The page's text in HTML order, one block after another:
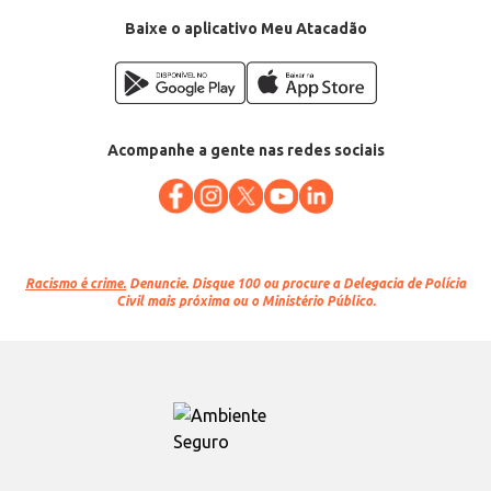
EAN: 7898497187167Baixe o aplicativo Meu Atacadão
Acompanhe a gente nas redes sociais
Racismo é crime. Denuncie. Disque 100 ou procure a Delegacia de Polícia
Civil mais próxima ou o Ministério Público.